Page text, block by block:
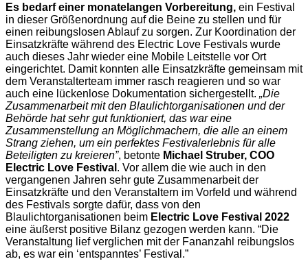
Es bedarf einer monatelangen Vorbereitung, ein Festival
in dieser Größenordnung auf die Beine zu stellen und für
einen reibungslosen Ablauf zu sorgen. Zur Koordination der
Einsatzkräfte während des Electric Love Festivals wurde
auch dieses Jahr wieder eine Mobile Leitstelle vor Ort
eingerichtet. Damit konnten alle Einsatzkräfte gemeinsam mit
dem Veranstalterteam immer rasch reagieren und so war
auch eine lückenlose Dokumentation sichergestellt. „Die
Zusammenarbeit mit den Blaulichtorganisationen und der
Behörde hat sehr gut funktioniert, das war eine
Zusammenstellung an Möglichmachern, die alle an einem
Strang ziehen, um ein perfektes Festivalerlebnis für alle
Beteiligten zu kreieren”, betonte Michael Struber, COO
Electric Love Festival . Vor allem die wie auch in den
vergangenen Jahren sehr gute Zusammenarbeit der
Einsatzkräfte und den Veranstaltern im Vorfeld und während
des Festivals sorgte dafür, dass von den
Blaulichtorganisationen beim Electric Love Festival 2022
eine äußerst positive Bilanz gezogen werden kann. “Die
Veranstaltung lief verglichen mit der Fananzahl reibungslos
ab, es war ein ‘entspanntes’ Festival.”